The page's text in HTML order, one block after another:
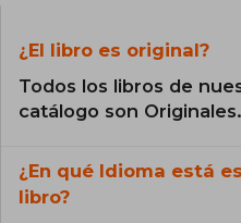
¿El libro es original?
Todos los libros de
catálogo son Originales.
¿En qué Idioma está
libro?